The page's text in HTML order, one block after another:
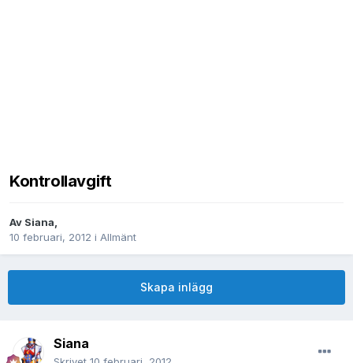
Kontrollavgift
Av Siana,
10 februari, 2012 i Allmänt
Skapa inlägg
Siana